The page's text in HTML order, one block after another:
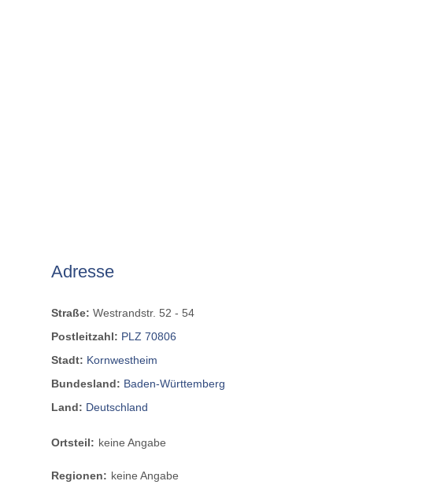
Adresse
Straße:Westrandstr. 52 - 54
Postleitzahl: PLZ 70806
Stadt: Kornwestheim
Bundesland: Baden-Württemberg
Land: Deutschland
Ortsteil: keine Angabe
Regionen: keine Angabe